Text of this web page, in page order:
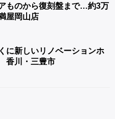
ものから復刻盤まで…約3万
屋岡山店
に新しいリノベーションホ
香川・三豊市